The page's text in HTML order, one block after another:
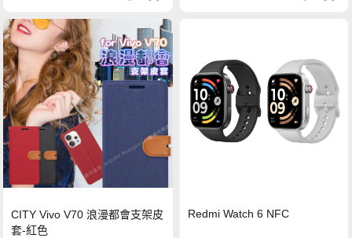
CITY Vivo V70 浪漫都會支架皮
套-紅色
Redmi Watch 6 NFC